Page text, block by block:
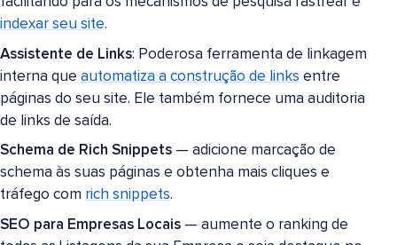
indexar seu site.
Assistente de Links: Poderosa ferramenta de linkagem
interna que automatiza a construção de links entre
páginas do seu site. Ele também fornece uma auditoria
de links de saída.
Schema de Rich Snippets — adicione marcação de
schema às suas páginas e obtenha mais cliques e
tráfego com rich snippets.
SEO para Empresas Locais — aumente o ranking de